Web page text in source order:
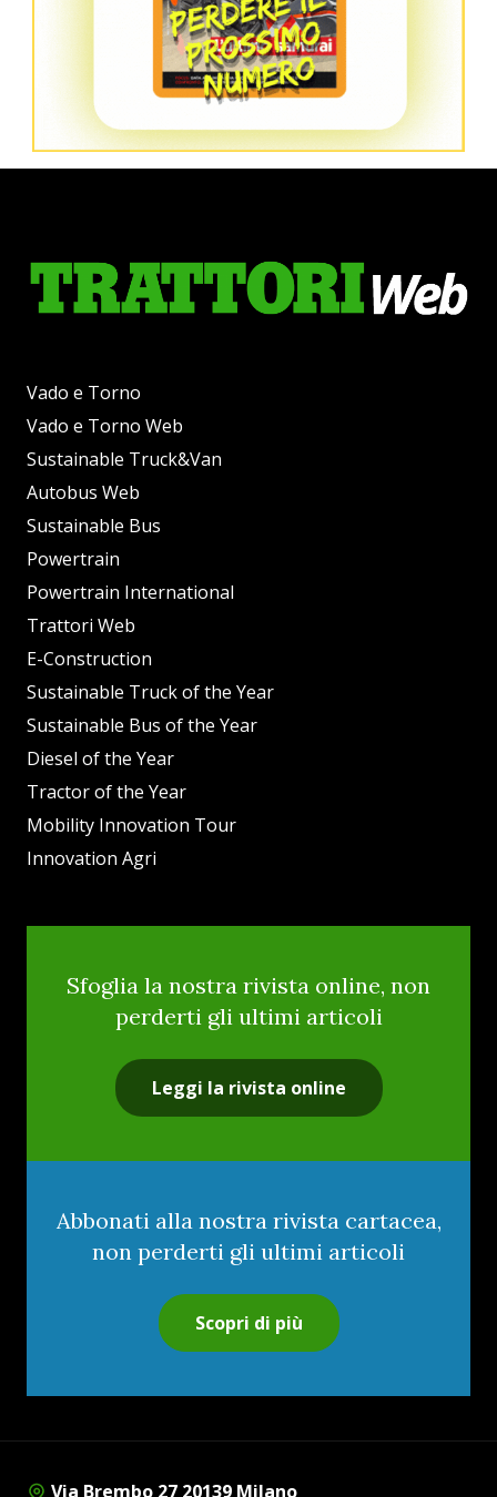
Vado e Torno
Vado e Torno Web
Sustainable Truck&Van
Autobus Web
Sustainable Bus
Powertrain
Powertrain International
Trattori Web
E-Construction
Sustainable Truck of the Year
Sustainable Bus of the Year
Diesel of the Year
Tractor of the Year
Mobility Innovation Tour
Innovation Agri
Sfoglia la nostra rivista online, non
perderti gli ultimi articoli
Leggi la rivista online
Abbonati alla nostra rivista cartacea,
non perderti gli ultimi articoli
Scopri di più
Via Brembo 27 20139 Milano